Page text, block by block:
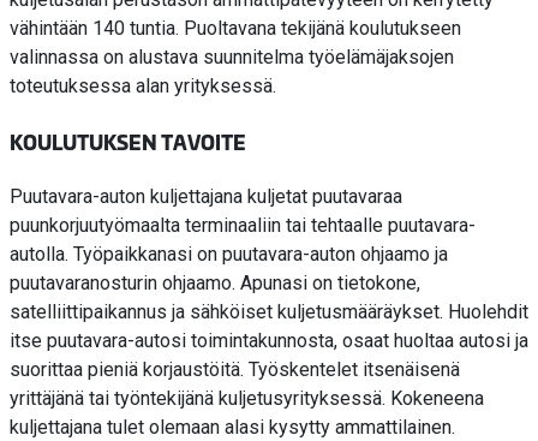
vähintään 140 tuntia. Puoltavana tekijänä koulutukseen
valinnassa on alustava suunnitelma työelämäjaksojen
toteutuksessa alan yrityksessä.
KOULUTUKSEN TAVOITE
Puutavara-auton kuljettajana kuljetat puutavaraa
puunkorjuutyömaalta terminaaliin tai tehtaalle puutavara-
autolla. Työpaikkanasi on puutavara-auton ohjaamo ja
puutavaranosturin ohjaamo. Apunasi on tietokone,
satelliittipaikannus ja sähköiset kuljetusmääräykset. Huolehdit
itse puutavara-autosi toimintakunnosta, osaat huoltaa autosi ja
suorittaa pieniä korjaustöitä. Työskentelet itsenäisenä
yrittäjänä tai työntekijänä kuljetusyrityksessä. Kokeneena
kuljettajana tulet olemaan alasi kysytty ammattilainen.